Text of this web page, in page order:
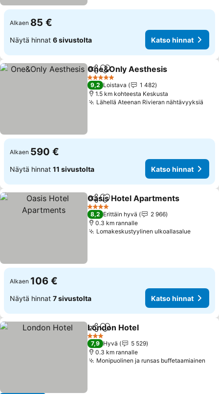
Alkaen 85 €
Näytä hinnat 6 sivustolta Katso hinnat
Jaa Lisää suosikkeihin
One&Only Aesthesis
5 Tähtiluokitus
9,2 Loistava
1 482
1.5 km kohteesta Keskusta
Lähellä Ateenan Rivieran nähtävyyksiä
Alkaen 590 €
Näytä hinnat 11 sivustolta Katso hinnat
Jaa Lisää suosikkeihin
Oasis Hotel Apartments
4 Tähtiluokitus
8,2 Erittäin hyvä
2 966
0.3 km rannalle
Lomakeskustyylinen ulkoallasalue
Alkaen 106 €
Näytä hinnat 7 sivustolta Katso hinnat
Jaa Lisää suosikkeihin
London Hotel
3 Tähtiluokitus
7,9 Hyvä
5 529
0.3 km rannalle
Monipuolinen ja runsas buffetaamiainen